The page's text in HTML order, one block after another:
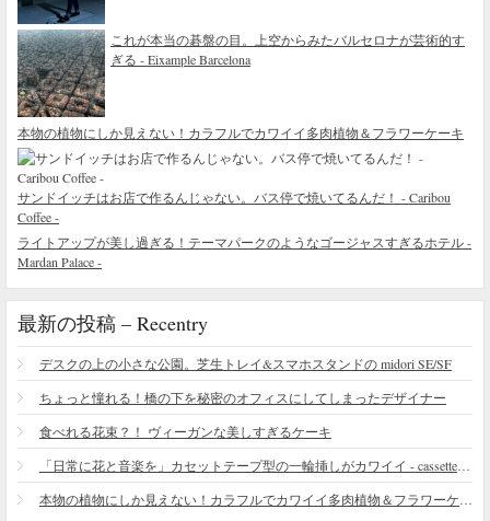
これが本当の碁盤の目。上空からみたバルセロナが芸術的す
ぎる - Eixample Barcelona
本物の植物にしか見えない！カラフルでカワイイ多肉植物＆フラワーケーキ
サンドイッチはお店で作るんじゃない。バス停で焼いてるんだ！ - Caribou
Coffee -
ライトアップが美し過ぎる！テーマパークのようなゴージャスすぎるホテル -
Mardan Palace -
最新の投稿 – Recentry
デスクの上の小さな公園。芝生トレイ&スマホスタンドの midori SE/SF
ちょっと憧れる！橋の下を秘密のオフィスにしてしまったデザイナー
食べれる花束？！ ヴィーガンな美しすぎるケーキ